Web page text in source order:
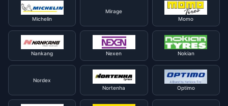
Michelin
Mirage
Momo
Nankang Nexen Nokian
Nordex
Nortenha
Optimo